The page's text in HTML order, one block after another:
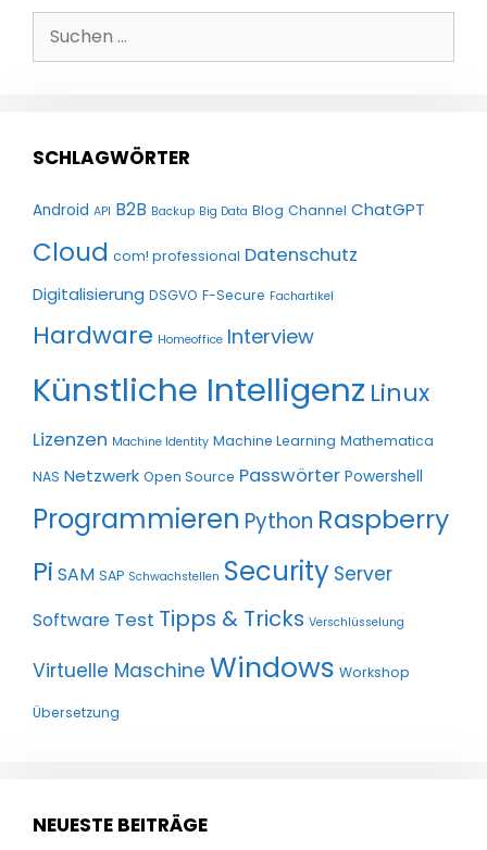
Suchen
nach:
SCHLAGWÖRTER
Android API B2B Backup Big Data Blog Channel ChatGPT
Cloud com! professional Datenschutz
Digitalisierung DSGVO F-Secure Fachartikel
Hardware Homeoffice Interview
Künstliche Intelligenz Linux
Lizenzen Machine Identity Machine Learning Mathematica
NAS Netzwerk Open Source Passwörter Powershell
Programmieren Python Raspberry
Pi SAM SAP Schwachstellen Security Server
Software Test Tipps & Tricks Verschlüsselung
Virtuelle Maschine Windows Workshop
Übersetzung
NEUESTE BEITRÄGE